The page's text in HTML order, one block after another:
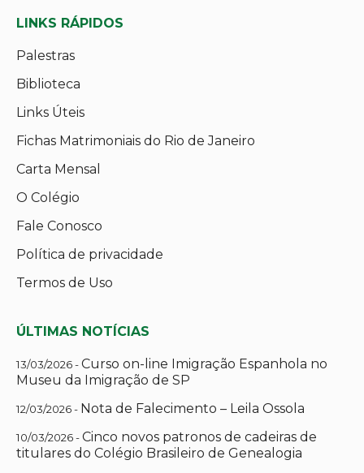
LINKS RÁPIDOS
Palestras
Biblioteca
Links Úteis
Fichas Matrimoniais do Rio de Janeiro
Carta Mensal
O Colégio
Fale Conosco
Política de privacidade
Termos de Uso
ÚLTIMAS NOTÍCIAS
13/03/2026 -Curso on-line Imigração Espanhola no
Museu da Imigração de SP
12/03/2026 - Nota de Falecimento – Leila Ossola
10/03/2026 -Cinco novos patronos de cadeiras de
titulares do Colégio Brasileiro de Genealogia